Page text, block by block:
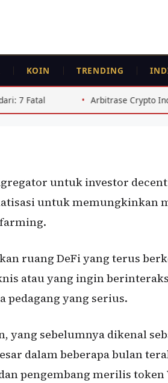
KOIN TRENDING
Arbitrase Crypto Indonesia: Panduan
untuk investor
untuk memungkinkan
ruang DeFi yang terus
atau yang ingin
pedagang yang serius.
yang sebelumnya dikenal
dalam beberapa bulan
pengembang merilis token